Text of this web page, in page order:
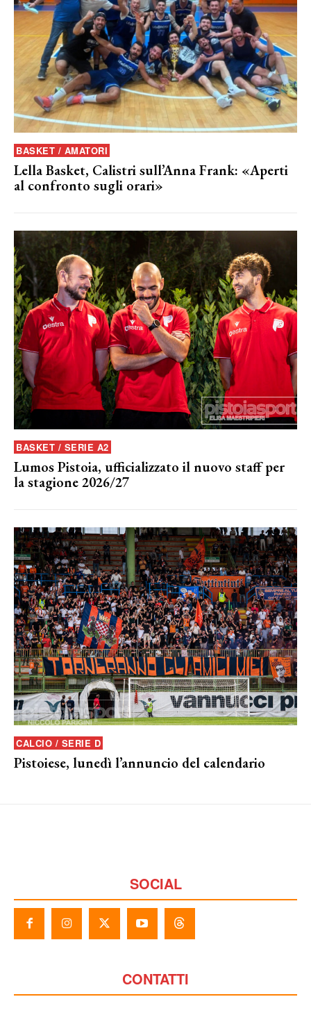
BASKET / AMATORI
Lella Basket, Calistri sull’Anna Frank: «Aperti
al confronto sugli orari»
BASKET / SERIE A2
Lumos Pistoia, ufficializzato il nuovo staff per
la stagione 2026/27
CALCIO / SERIE D
Pistoiese, lunedì l’annuncio del calendario
SOCIAL
CONTATTI